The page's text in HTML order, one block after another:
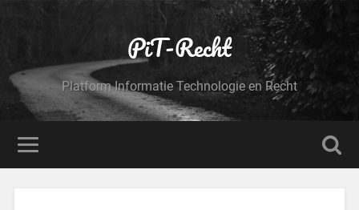
PiT-Recht
Platform Informatie Technologie en Recht